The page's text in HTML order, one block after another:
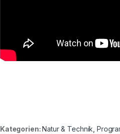
Kategorien:Natur & Technik